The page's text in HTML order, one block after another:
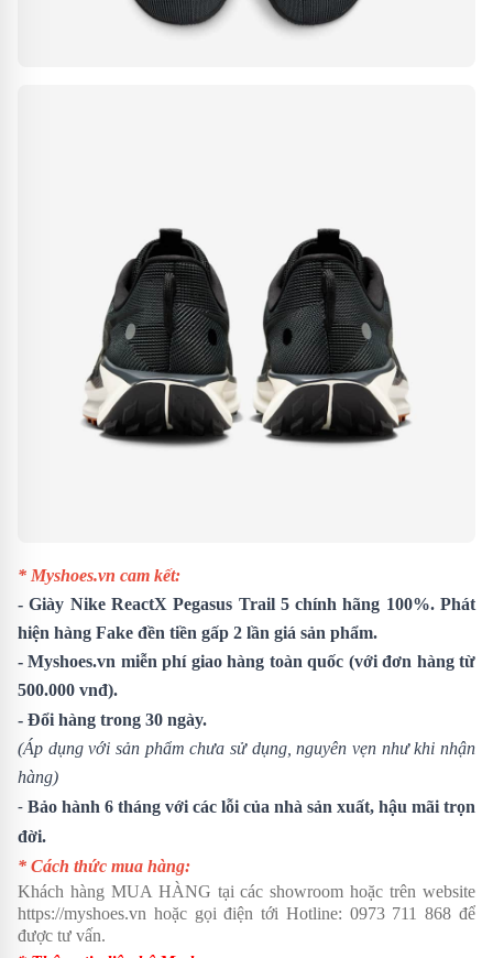
* Myshoes.vn cam kết:
-Giày Nike ReactX Pegasus Trail 5chính hãng 100%. Phát
hiện hàng Fake đền tiền gấp 2 lần giá sản phẩm.
- Myshoes.vn miễn phí giao hàng toàn quốc (với đơn hàng từ
500.000 vnđ).
- Đổi hàng trong 30 ngày.
(Áp dụng với sản phẩm chưa sử dụng, nguyên vẹn như khi nhận
hàng)
- Bảo hành 6 tháng với các lỗi của nhà sản xuất, hậu mãi trọn
đời.
* Cách thức mua hàng:
Khách hàng MUA HÀNG tại các showroom hoặc trên website
https://myshoes.vn hoặc gọi điện tới Hotline: 0973 711 868 để
được tư vấn.